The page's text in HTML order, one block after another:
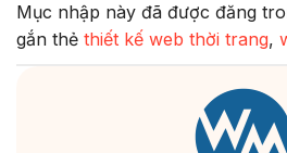
Mục nhập này đã được đăng
gắn thẻ thiết kế web thời trang,